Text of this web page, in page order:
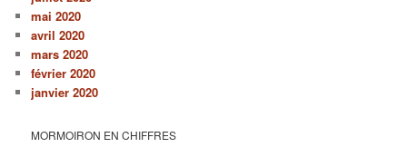
mai 2020
avril 2020
mars 2020
février 2020
janvier 2020
MORMOIRON EN CHIFFRES